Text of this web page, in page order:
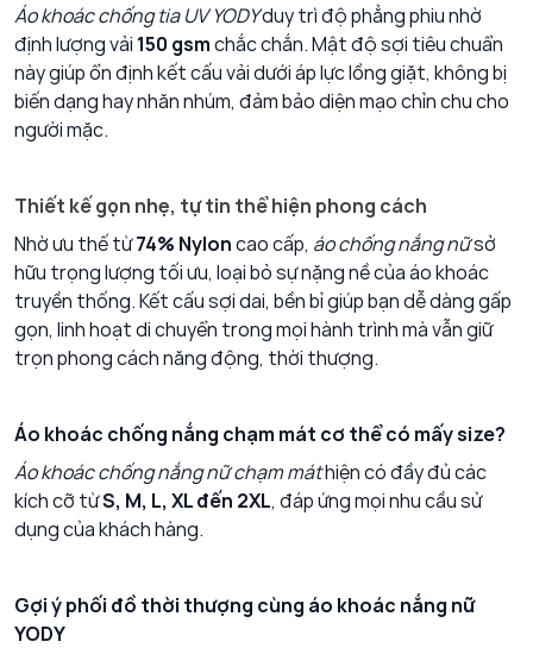
Áo khoác chống tia UV YODYduy trì độ phẳng phiu nhờ
định lượng vải 150 gsmchắc chắn. Mật độ sợi tiêu chuẩn
này giúp ổn định kết cấu vải dưới áp lực lồng giặt, không bị
biến dạng hay nhăn nhúm, đảm bảo diện mạo chỉn chu cho
người mặc.
Thiết kế gọn nhẹ, tự tin thể hiện phong cách
Nhờ ưu thế từ74% Nyloncao cấp, áo chống nắng nữsở
hữu trọng lượng tối ưu, loại bỏ sự nặng nề của áo khoác
truyền thống. Kết cấu sợi dai, bền bỉ giúp bạn dễ dàng gấp
gọn, linh hoạt di chuyển trong mọi hành trình mà vẫn giữ
trọn phong cách năng động, thời thượng.
Áo khoác chống nắng chạm mát cơ thể có mấy size?
Áo khoác chống nắng nữ chạm máthiện có đầy đủ các
kích cỡ từS, M, L, XL đến 2XL, đáp ứng mọi nhu cầu sử
dụng của khách hàng.
Gợi ý phối đồ thời thượng cùng áo khoác nắng nữ
YODY